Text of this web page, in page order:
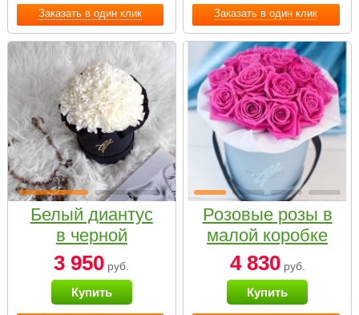
Заказать в один клик Заказать в один клик
Белый диантус
в черной
коробке Small
3 950 руб.
Купить
Розовые розы в
малой коробке
4 830руб.
Купить